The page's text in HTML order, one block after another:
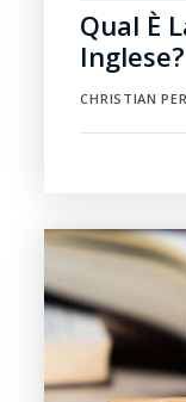
Qual È
Inglese?
CHRISTIAN